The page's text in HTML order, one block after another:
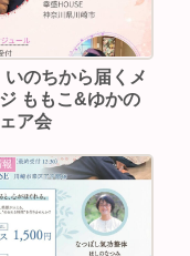
いのちから届くメ
ももこ&ゆかの
ア会
報